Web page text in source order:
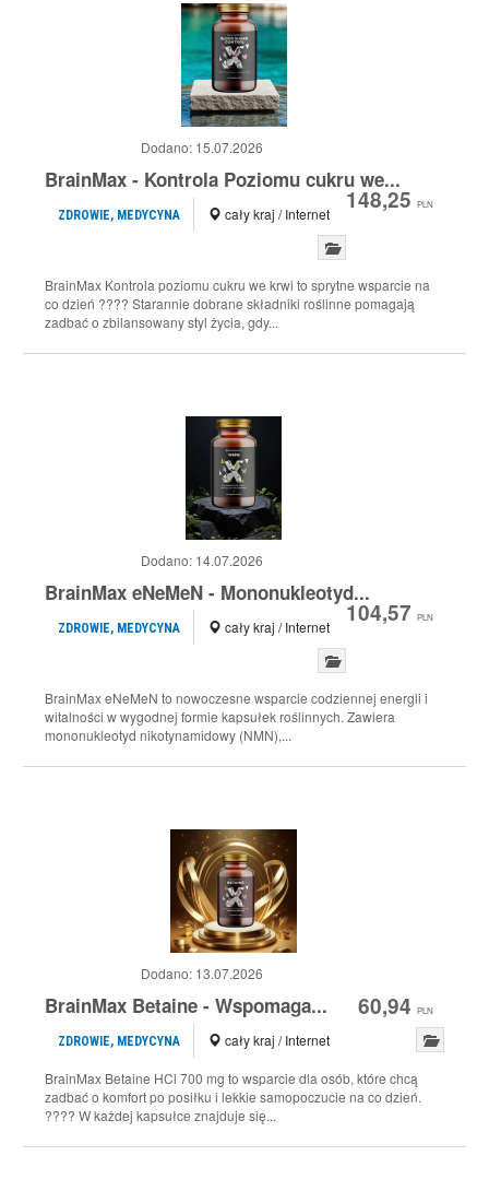
Dodano: 15.07.2026
BrainMax - Kontrola Poziomu cukru we...
148,25 PLN
ZDROWIE, MEDYCYNA cały kraj / Internet
BrainMax Kontrola poziomu cukru we krwi to sprytne wsparcie na
co dzień ???? Starannie dobrane składniki roślinne pomagają
zadbać o zbilansowany styl życia, gdy...
Dodano: 14.07.2026
BrainMax eNeMeN - Mononukleotyd...
104,57 PLN
ZDROWIE, MEDYCYNA cały kraj / Internet
BrainMax eNeMeN to nowoczesne wsparcie codziennej energii i
witalności w wygodnej formie kapsułek roślinnych. Zawiera
mononukleotyd nikotynamidowy (NMN),...
Dodano: 13.07.2026
BrainMax Betaine - Wspomaga... 60,94 PLN
ZDROWIE, MEDYCYNA cały kraj / Internet
BrainMax Betaine HCl 700 mg to wsparcie dla osób, które chcą
zadbać o komfort po posiłku i lekkie samopoczucie na co dzień.
???? W każdej kapsułce znajduje się...